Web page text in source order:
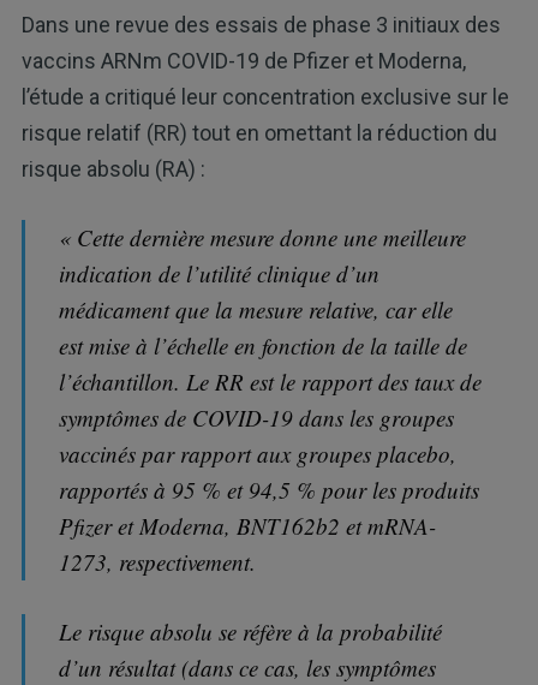
Dans une revue des essais de phase 3 initiaux des
vaccins ARNm COVID-19 de Pfizer et Moderna,
l’étude a critiqué leur concentration exclusive sur le
risque relatif (RR) tout en omettant la réduction du
risque absolu (RA) :
« Cette dernière mesure donne une meilleure
indication de l’utilité clinique d’un
médicament que la mesure relative, car elle
est mise à l’échelle en fonction de la taille de
l’échantillon. Le RR est le rapport des taux de
symptômes de COVID-19 dans les groupes
vaccinés par rapport aux groupes placebo,
rapportés à 95 % et 94,5 % pour les produits
Pfizer et Moderna, BNT162b2 et mRNA-
1273, respectivement.
Le risque absolu se réfère à la probabilité
d’un résultat (dans ce cas, les symptômes